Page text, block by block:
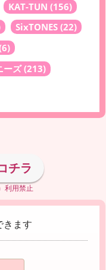
KAT-TUN (156)
SixTONES (22)
ーズ(213)
チラ
利用禁止
ます